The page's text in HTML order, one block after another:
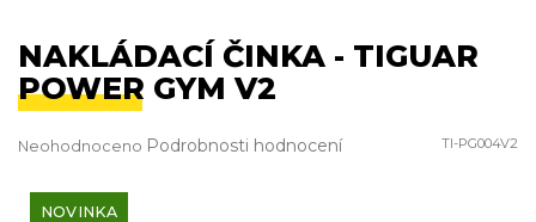
NAKLÁDACÍ ČINKA - TIGUAR
POWER GYM V2
TI-PG004V2
Průměrné
produktu
Neohodnoceno Podrobnosti hodnocení
NOVINKA